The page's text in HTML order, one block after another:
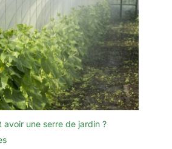
avoir une serre de jardin ?